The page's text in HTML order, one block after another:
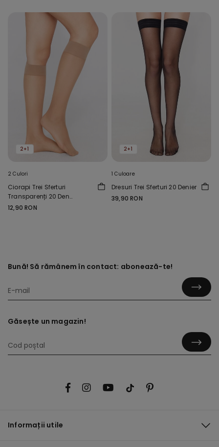
2+1
2 Culori
Ciorapi Trei Sferturi
Transparenți 20 Den
Appearance
12,90 RON
2+1
1 Culoare
Dresuri Trei Sferturi 20 Denier
39,90 RON
Bună! Să rămânem în contact: abonează-te!
Găsește un magazin!
Informații utile